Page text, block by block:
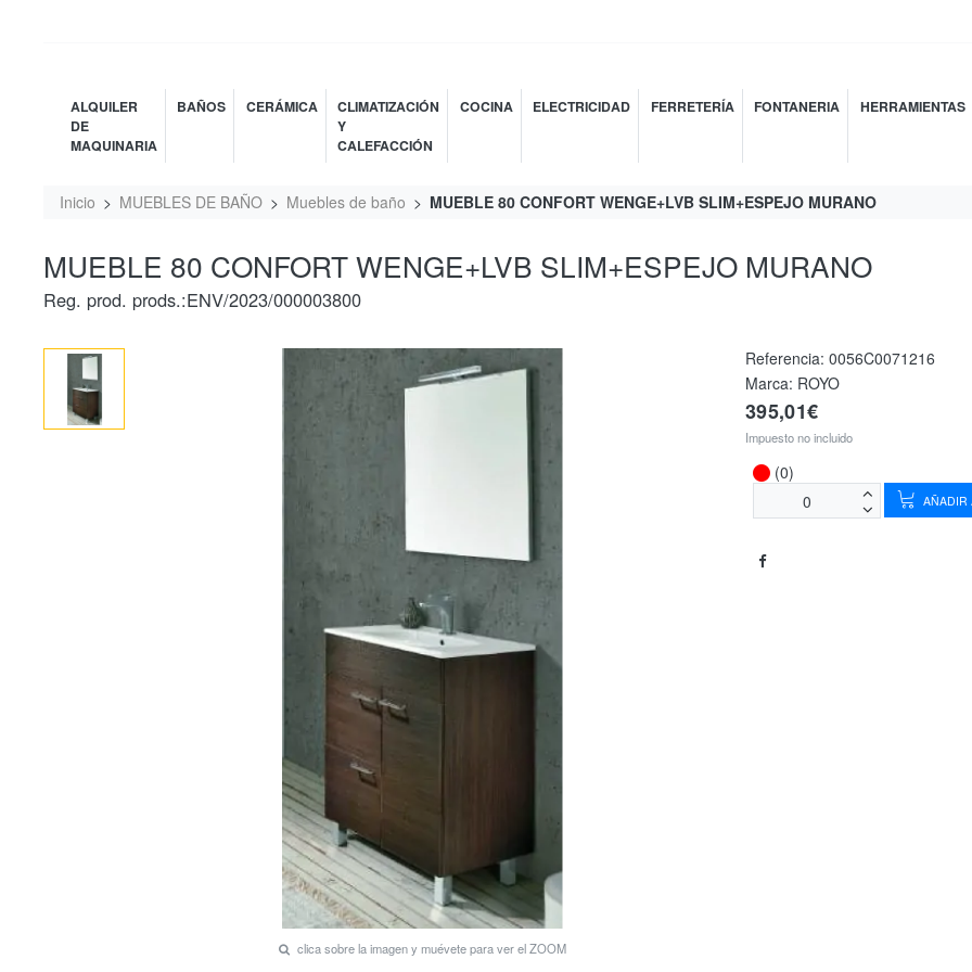
ALQUILER
DE
MAQUINARIA
BAÑOS CERÁMICA
CLIMATIZACIÓN
Y
CALEFACCIÓN
COCINA ELECTRICIDAD FERRETERÍA FONTANERIA HERRAMIENTAS
Inicio MUEBLES DE BAÑO Muebles de baño MUEBLE 80 CONFORT WENGE+LVB SLIM+ESPEJO MURANO
MUEBLE 80 CONFORT WENGE+LVB SLIM+ESPEJO MURANO
Reg. prod. prods.:ENV/2023/000003800
clica sobre la imagen y muévete para ver el ZOOM
Referencia: 0056C0071216
Marca: ROYO
395,01€
Impuesto no incluido
(0)
AÑADIR